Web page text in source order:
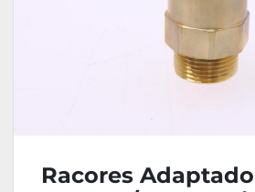
Racores